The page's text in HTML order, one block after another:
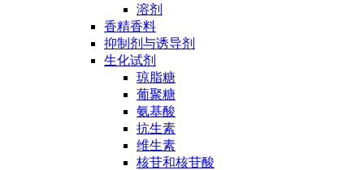
溶剂
香精香料
抑制剂与诱导剂
生化试剂
琼脂糖
葡聚糖
氨基酸
抗生素
维生素
核苷和核苷酸